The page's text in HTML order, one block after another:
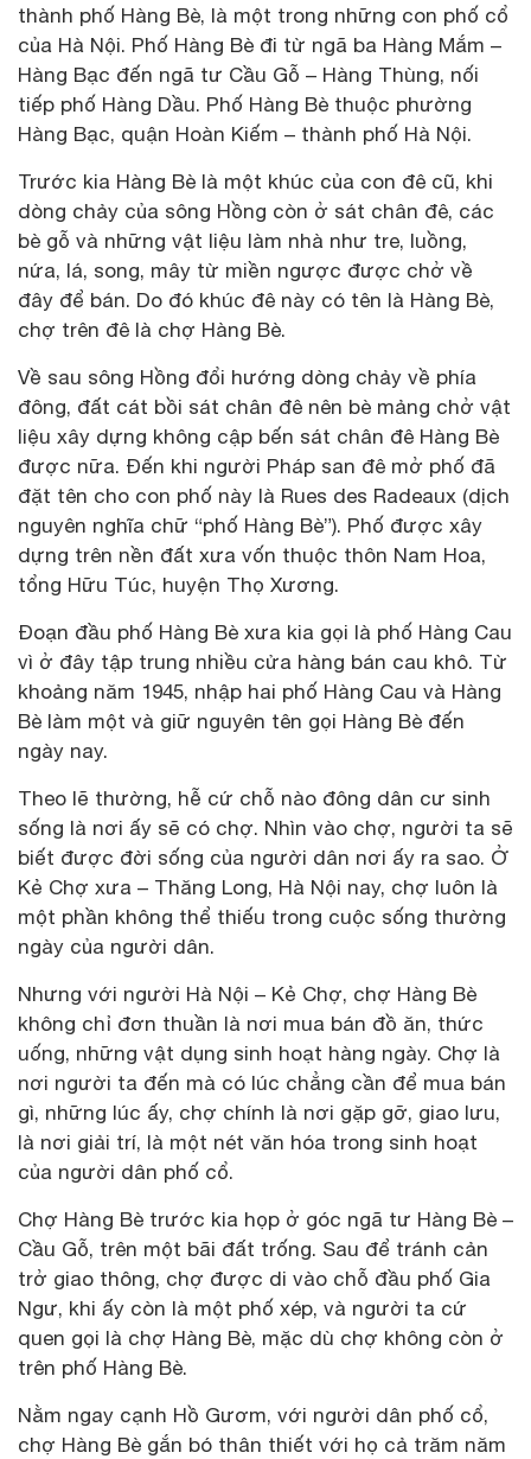
thành phố Hàng Bè, là một trong những con phố cổ
của Hà Nội. Phố Hàng Bè đi từ ngã ba Hàng Mắm –
Hàng Bạc đến ngã tư Cầu Gỗ – Hàng Thùng, nối
tiếp phố Hàng Dầu. Phố Hàng Bè thuộc phường
Hàng Bạc, quận Hoàn Kiếm – thành phố Hà Nội.
Trước kia Hàng Bè là một khúc của con đê cũ, khi
dòng chảy của sông Hồng còn ở sát chân đê, các
bè gỗ và những vật liệu làm nhà như tre, luồng,
nứa, lá, song, mây từ miền ngược được chở về
đây để bán. Do đó khúc đê này có tên là Hàng Bè,
chợ trên đê là chợ Hàng Bè.
Về sau sông Hồng đổi hướng dòng chảy về phía
đông, đất cát bồi sát chân đê nên bè mảng chở vật
liệu xây dựng không cập bến sát chân đê Hàng Bè
được nữa. Đến khi người Pháp san đê mở phố đã
đặt tên cho con phố này là Rues des Radeaux (dịch
nguyên nghĩa chữ “phố Hàng Bè”). Phố được xây
dựng trên nền đất xưa vốn thuộc thôn Nam Hoa,
tổng Hữu Túc, huyện Thọ Xương.
Đoạn đầu phố Hàng Bè xưa kia gọi là phố Hàng Cau
vì ở đây tập trung nhiều cửa hàng bán cau khô. Từ
khoảng năm 1945, nhập hai phố Hàng Cau và Hàng
Bè làm một và giữ nguyên tên gọi Hàng Bè đến
ngày nay.
Theo lẽ thường, hễ cứ chỗ nào đông dân cư sinh
sống là nơi ấy sẽ có chợ. Nhìn vào chợ, người ta sẽ
biết được đời sống của người dân nơi ấy ra sao. Ở
Kẻ Chợ xưa – Thăng Long, Hà Nội nay, chợ luôn là
một phần không thể thiếu trong cuộc sống thường
ngày của người dân.
Nhưng với người Hà Nội – Kẻ Chợ, chợ Hàng Bè
không chỉ đơn thuần là nơi mua bán đồ ăn, thức
uống, những vật dụng sinh hoạt hàng ngày. Chợ là
nơi người ta đến mà có lúc chẳng cần để mua bán
gì, những lúc ấy, chợ chính là nơi gặp gỡ, giao lưu,
là nơi giải trí, là một nét văn hóa trong sinh hoạt
của người dân phố cổ.
Chợ Hàng Bè trước kia họp ở góc ngã tư Hàng Bè –
Cầu Gỗ, trên một bãi đất trống. Sau để tránh cản
trở giao thông, chợ được di vào chỗ đầu phố Gia
Ngư, khi ấy còn là một phố xép, và người ta cứ
quen gọi là chợ Hàng Bè, mặc dù chợ không còn ở
trên phố Hàng Bè.
Nằm ngay cạnh Hồ Gươm, với người dân phố cổ,
chợ Hàng Bè gắn bó thân thiết với họ cả trăm năm